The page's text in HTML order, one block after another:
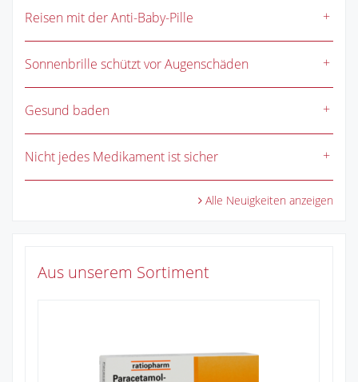
Reisen mit der Anti-Baby-Pille
Sonnenbrille schützt vor Augenschäden
Gesund baden
Nicht jedes Medikament ist sicher
Alle Neuigkeiten anzeigen
Aus unserem Sortiment